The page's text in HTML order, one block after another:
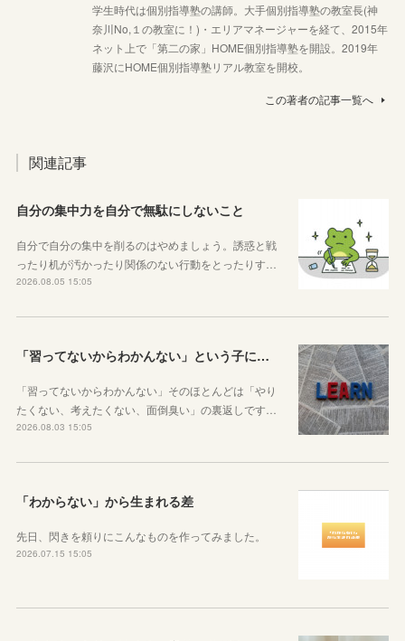
学生時代は個別指導塾の講師。大手個別指導塾の教室長(神
奈川No,１の教室に！)・エリアマネージャーを経て、2015年
ネット上で「第二の家」HOME個別指導塾を開設。2019年
藤沢にHOME個別指導塾リアル教室を開校。
この著者の記事一覧へ
関連記事
自分の集中力を自分で無駄にしないこと
自分で自分の集中を削るのはやめましょう。誘惑と戦
ったり机が汚かったり関係のない行動をとったりす…
2026.08.05 15:05
「習ってないからわかんない」という子に伝えたい、勉強しようと思ったらその方法はいくらでもあるということ
「習ってないからわかんない」そのほとんどは「やり
たくない、考えたくない、面倒臭い」の裏返しです…
2026.08.03 15:05
「わからない」から生まれる差
先日、閃きを頼りにこんなものを作ってみました。
2026.07.15 15:05